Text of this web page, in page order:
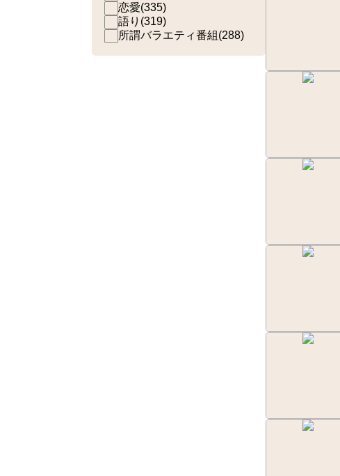
恋愛(335)
語り (319)
所謂バラエティ番組(288)